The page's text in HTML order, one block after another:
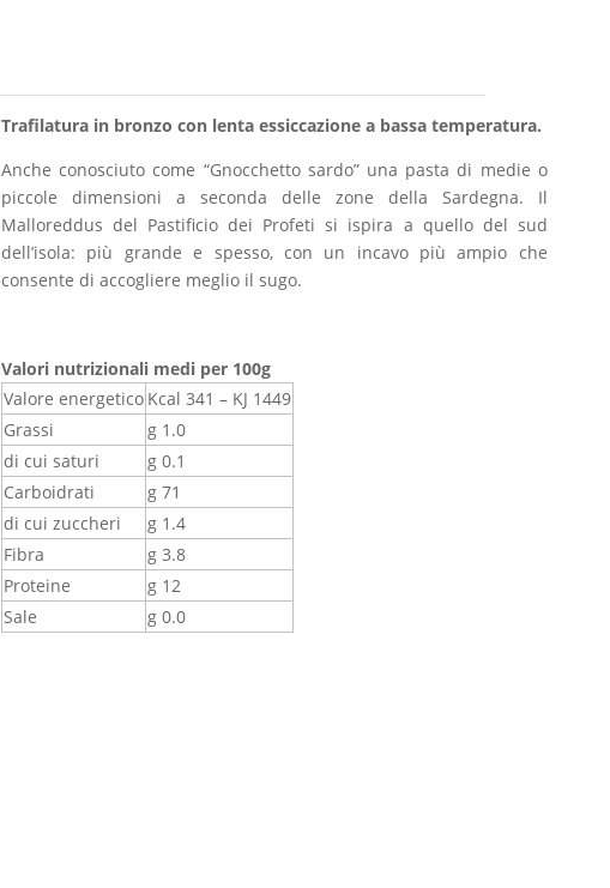
Trafilatura in bronzo con lenta essiccazione a bassa temperatura.
Anche conosciuto come “Gnocchetto sardo” una pasta di medie o
piccole dimensioni a seconda delle zone della Sardegna. Il
Malloreddus del Pastificio dei Profeti si ispira a quello del sud
dell’isola: più grande e spesso, con un incavo più ampio che
consente di accogliere meglio il sugo.
Valori nutrizionali medi per 100g
Valore energetico Kcal 341 – KJ 1449
Grassi
g 1.0
di cui saturi
g 0.1
Carboidrati
g 71
di cui zuccheri
g 1.4
Fibra
g 3.8
Proteine
g 12
Sale
g 0.0